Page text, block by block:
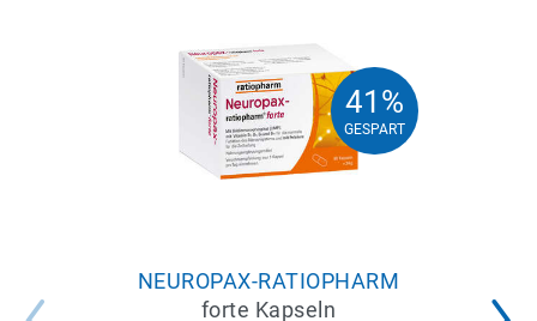
41%
GESPART
41%
GESPART
NEUROPAX-RATIOPHARM
forte Kapseln